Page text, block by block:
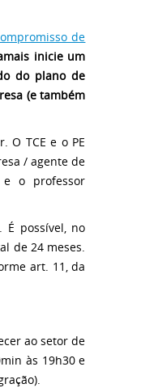
de
inicie um
do plano de
(e também
O TCE e o PE
/ agente de
o professor
É possível, no
de 24 meses.
art. 11, da
ao setor de
às 19h30 e